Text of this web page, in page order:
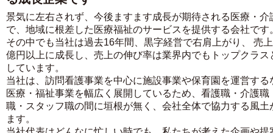
景気に左右されず、今後ますます成長が期待される医療・介
で、地域に根差した医療福祉のサービスを提供する会社です
その中でも当社は過去16年間、黒字経営で右肩上がり、 売
億円以上に成長し、売上の伸び率は業界内でもトップクラス
しています。
当社は、訪問看護事業を中心に施設事業や保育園を運営する
医療・福祉事業を幅広く展開しているため、看護職・介護職
職・スタッフ職の間に垣根が無く、会社全体で協力する風土
ます。